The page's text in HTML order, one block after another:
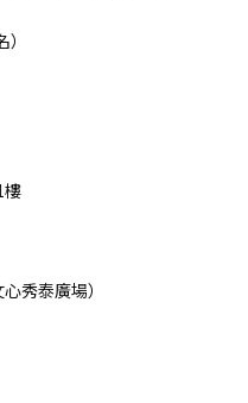
樓
秀泰廣場）